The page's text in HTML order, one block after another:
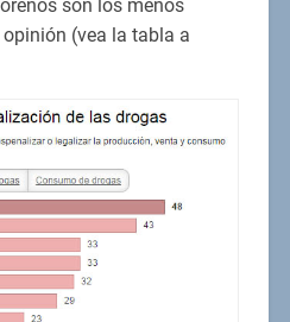
son los menos
(vea la tabla a